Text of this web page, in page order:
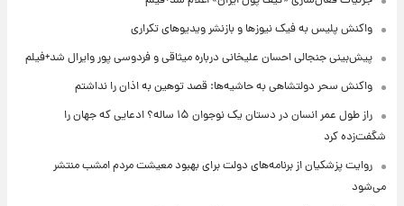
واکنش پلیس به فیک نیوزها و بازنشر ویدیوهای تکراری
پیش‌بینی جنجالی احسان علیخانی درباره میثاقی و فردوسی پور وایرال شد+فیلم
واکنش سحر دولتشاهی به حاشیه‌ها: قصد توهین به اذان را نداشتم
راز طول عمر انسان در دستان یک نوجوان ۱۵ ساله؟ ادعایی که جهان را
شگفت‌زده کرد
روایت پزشکیان از برنامه‌های دولت برای بهبود معیشت مردم امشب منتشر
می‌شود